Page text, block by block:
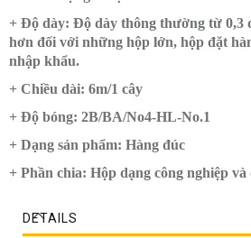
+ Độ dày: Độ dày thông thường từ 0,3
hơn đối với những hộp lớn, hộp đặt
nhập khẩu.
+ Chiều dài: 6m/1 cây
+ Độ bóng: 2B/BA/No4-HL-No.1
+ Dạng sản phẩm: Hàng đúc
+ Phần chia: Hộp dạng công nghiệp
DETAILS